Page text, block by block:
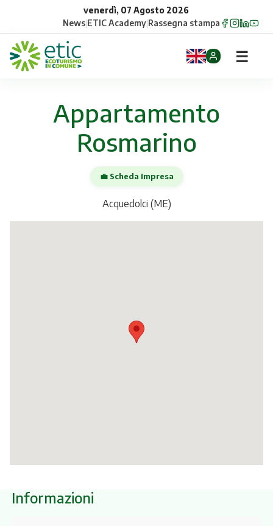
venerdì, 07 Agosto 2026
News|ETIC Academy|Rassegna stampa
Opportunità
☰
Appartamento
Rosmarino
💼 Scheda Impresa
Acquedolci (ME)
Informazioni